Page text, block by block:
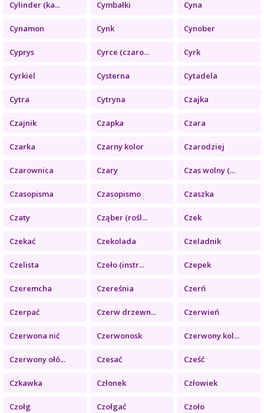
Cylinder (ka... Cymbałki Cyna
Cynamon Cynk Cynober
Cyprys Cyrce (czaro... Cyrk
Cyrkiel Cysterna Cytadela
Cytra Cytryna Czajka
Czajnik Czapka Czara
Czarka Czarny kolor Czarodziej
Czarownica Czary Czas wolny (...
Czasopisma Czasopismo Czaszka
Czaty Cząber (rośl... Czek
Czekać Czekolada Czeladnik
Czelista Czeło (instr... Czepek
Czeremcha Czereśnia Czerń
Czerpać Czerw drzewn... Czerwień
Czerwona nić Czerwonosk Czerwony kol...
Czerwony ołó... Czesać Cześć
Czkawka Członek Człowiek
Czołg Czołgać Czoło